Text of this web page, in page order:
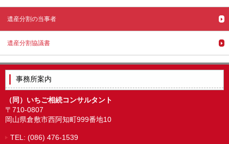
遺産分割の当事者
遺産分割協議書
事務所案内
（同）いちご相続コンサルタント
〒710-0807
岡山県倉敷市西阿知町999番地10
TEL: (086) 476-1539